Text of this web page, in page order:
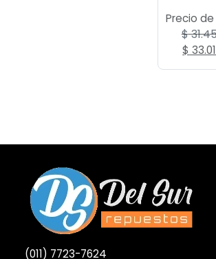
Precio
$
El
$
(011) 7723-7624